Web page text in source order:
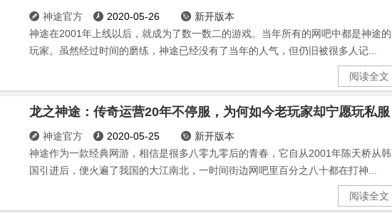
 神途官方  2020-05-26  新开版本
神途在2001年上线以后，就成为了数一数二的游戏。当年所有的网吧中都是神途的
玩家。虽然经过时间的磨练，神途已经没有了当年的人气，但仍旧被很多人记...
阅读全文
龙之神途：传奇运营20年不停服，为何如今老玩家却宁愿玩私服
 神途官方  2020-05-25  新开版本
神途作为一款经典网游，相信是很多八零九零后的青春，它自从2001年陈天桥从韩
国引进后，便火遍了我国的大江南北，一时间街边网吧里百分之八十都在打神...
阅读全文